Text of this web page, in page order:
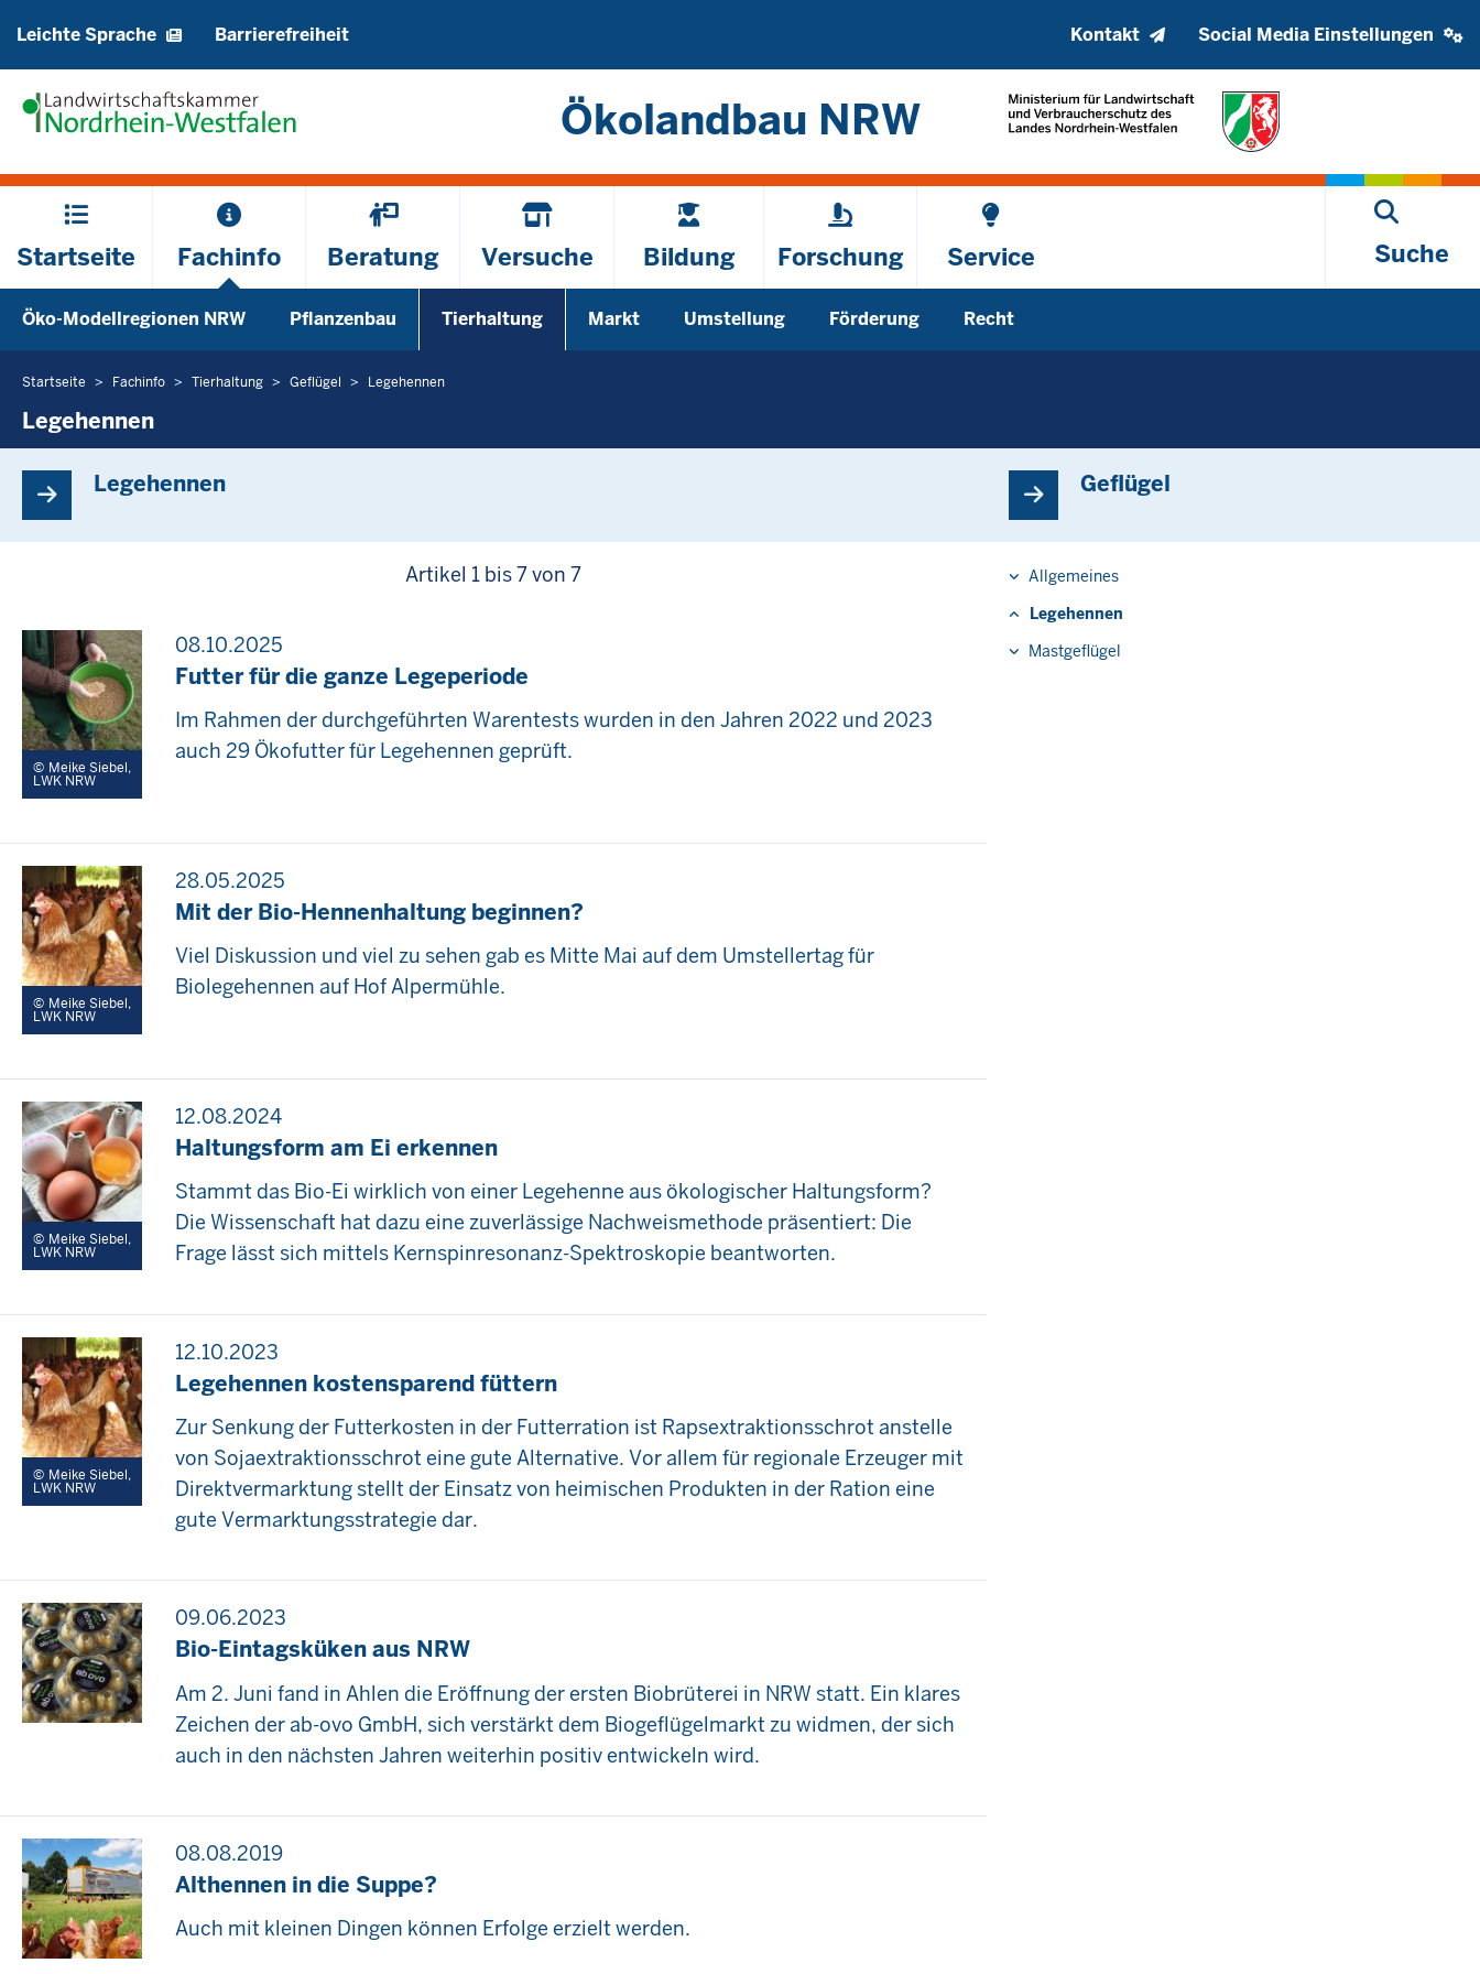
Sprachen
Leichte Sprache Barrierefreiheit
oberes
Menü
Kontakt
media
settings
block
Social Media Einstellungen
Ökolandbau NRW
Hauptmenü
Startseite Fachinfo Beratung Versuche Bildung Forschung Service Suche
Sekundärmenü
Öko-Modellregionen NRW Pflanzenbau
Untermenü öffnen
Tierhaltung Markt
Untermenü öffnen
Umstellung
Untermenü öffnen
Förderung Recht
Sie
befinden
sich
hier
Startseite Fachinfo Tierhaltung Geflügel Legehennen
Legehennen
Legehennen
Artikel 1 bis 7 von 7
Meike Siebel,
LWK NRW
08.10.2025
Futter für die ganze Legeperiode
Im Rahmen der durchgeführten Warentests wurden in den Jahren 2022 und 2023
auch 29 Ökofutter für Legehennen geprüft.
Meike Siebel,
LWK NRW
28.05.2025
Mit der Bio-Hennenhaltung beginnen?
Viel Diskussion und viel zu sehen gab es Mitte Mai auf dem Umstellertag für
Biolegehennen auf Hof Alpermühle.
Meike Siebel,
LWK NRW
12.08.2024
Haltungsform am Ei erkennen
Stammt das Bio-Ei wirklich von einer Legehenne aus ökologischer Haltungsform?
Die Wissenschaft hat dazu eine zuverlässige Nachweismethode präsentiert: Die
Frage lässt sich mittels Kernspinresonanz-Spektroskopie beantworten.
Meike Siebel,
LWK NRW
12.10.2023
Legehennen kostensparend füttern
Zur Senkung der Futterkosten in der Futterration ist Rapsextraktionsschrot anstelle
von Sojaextraktionsschrot eine gute Alternative. Vor allem für regionale Erzeuger mit
Direktvermarktung stellt der Einsatz von heimischen Produkten in der Ration eine
gute Vermarktungsstrategie dar.
09.06.2023
Bio-Eintagsküken aus NRW
Am 2. Juni fand in Ahlen die Eröffnung der ersten Biobrüterei in NRW statt. Ein klares
Zeichen der ab-ovo GmbH, sich verstärkt dem Biogeflügelmarkt zu widmen, der sich
auch in den nächsten Jahren weiterhin positiv entwickeln wird.
08.08.2019
Althennen in die Suppe?
Auch mit kleinen Dingen können Erfolge erzielt werden.
Geflügel
Allgemeines
Legehennen
Mastgeflügel